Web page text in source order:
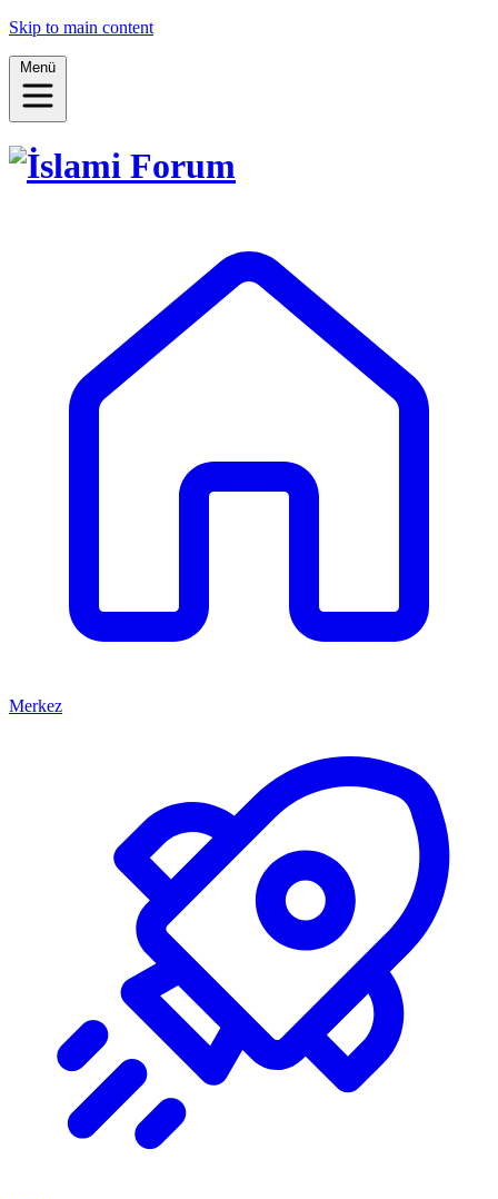
Skip to main content
Menü
Merkez